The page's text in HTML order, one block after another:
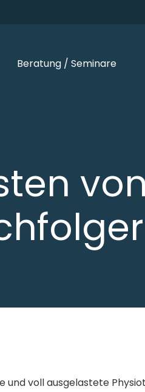
Beratung / Seminare
von
und voll ausgelastete